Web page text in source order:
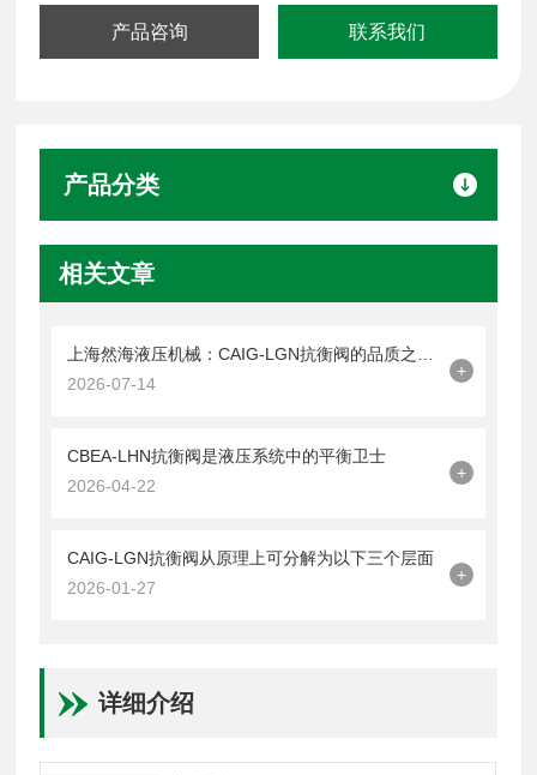
产品咨询 联系我们
产品分类
相关文章
2026-07-14
+
CBEA-LHN抗衡阀是液压系统中的平衡卫士
2026-04-22
+
CAIG-LGN抗衡阀从原理上可分解为以下三个层面
2026-01-27
+
详细介绍